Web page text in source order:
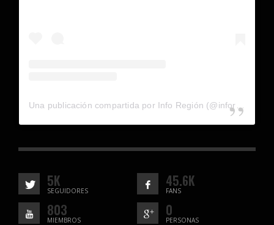
5K
SEGUIDORES
45.6K
FANS
803
MIEMBROS
0
PERSONAS